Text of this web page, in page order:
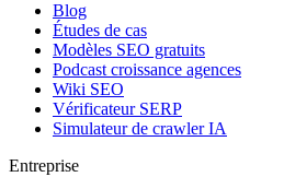
Blog
Études de cas
Modèles SEO gratuits
Podcast croissance agences
Wiki SEO
Vérificateur SERP
Simulateur de crawler IA
Entreprise